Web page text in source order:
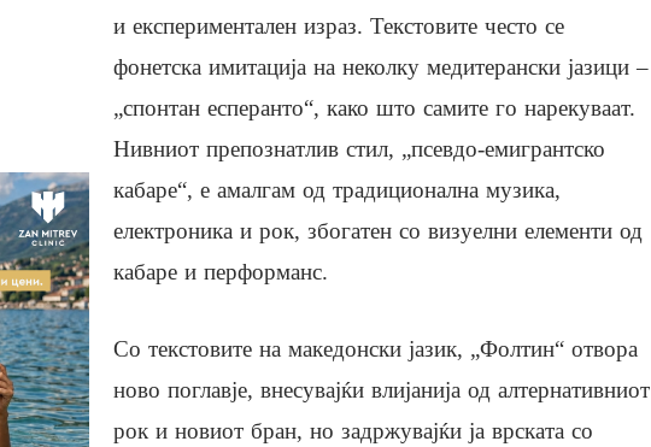
и експериментален израз. Текстовите често се
фонетска имитација на неколку медитерански јазици –
„спонтан есперанто“, како што самите го нарекуваат.
Нивниот препознатлив стил, „псевдо-емигрантско
кабаре“, е амалгам од традиционална музика,
електроника и рок, збогатен со визуелни елементи од
кабаре и перформанс.
Со текстовите на македонски јазик, „Фолтин“ отвора
ново поглавје, внесувајќи влијанија од алтернативниот
рок и новиот бран, но задржувајќи ја врската со